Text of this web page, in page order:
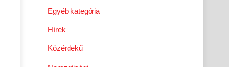
Egyéb kategória
Hírek
Közérdekű